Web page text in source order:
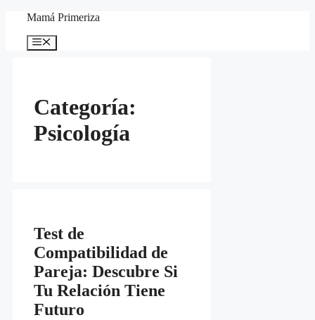
Saltar
contenido
Mamá Primeriza
Menú
Categoría:
Psicología
Test de
Compatibilidad de
Pareja: Descubre Si
Tu Relación Tiene
Futuro